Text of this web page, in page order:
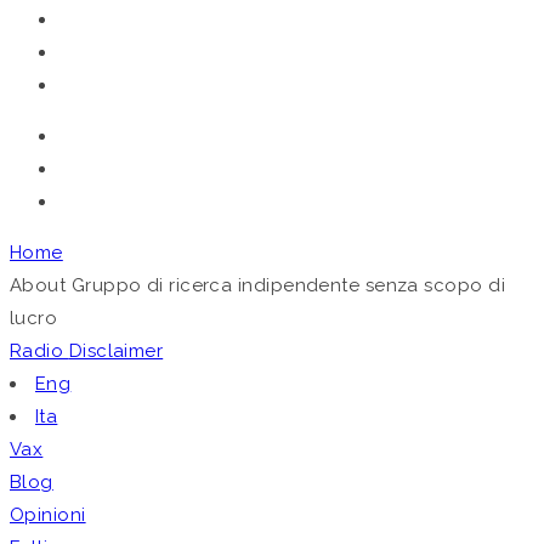
Home
About Gruppo di ricerca indipendente senza scopo di
lucro
Radio Disclaimer
Eng
Ita
Vax
Blog
Opinioni